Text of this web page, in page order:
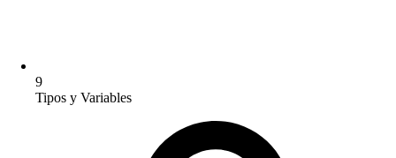
9
Tipos y Variables